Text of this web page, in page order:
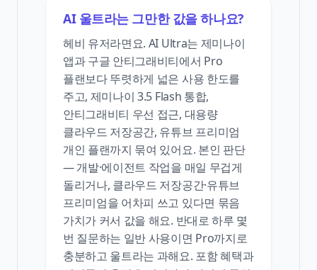
AI 울트라는 그만한 값을 하나요?
헤비 유저라면요. AI Ultra는 제미나이
앱과 구글 안티그래비티에서 Pro
플랜보다 뚜렷하게 넓은 사용 한도를
주고, 제미나이 3.5 Flash 통합,
안티그래비티 우선 접근, 대용량
클라우드 저장공간, 유튜브 프리미엄
개인 플랜까지 묶여 있어요. 본인 판단
— 개발·에이전트 작업을 매일 무겁게
돌리거나, 클라우드 저장공간·유튜브
프리미엄을 어차피 쓰고 있다면 묶음
가치가 커서 값을 해요. 반대로 하루 몇
번 질문하는 일반 사용이면 Pro까지로
충분하고 울트라는 과해요. 포함 혜택과